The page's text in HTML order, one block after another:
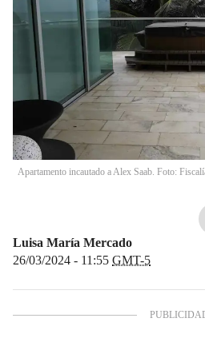
Apartamento incautado a Alex Saab. Foto:
Luisa María Mercado
26/03/2024 - 11:55 GMT-5